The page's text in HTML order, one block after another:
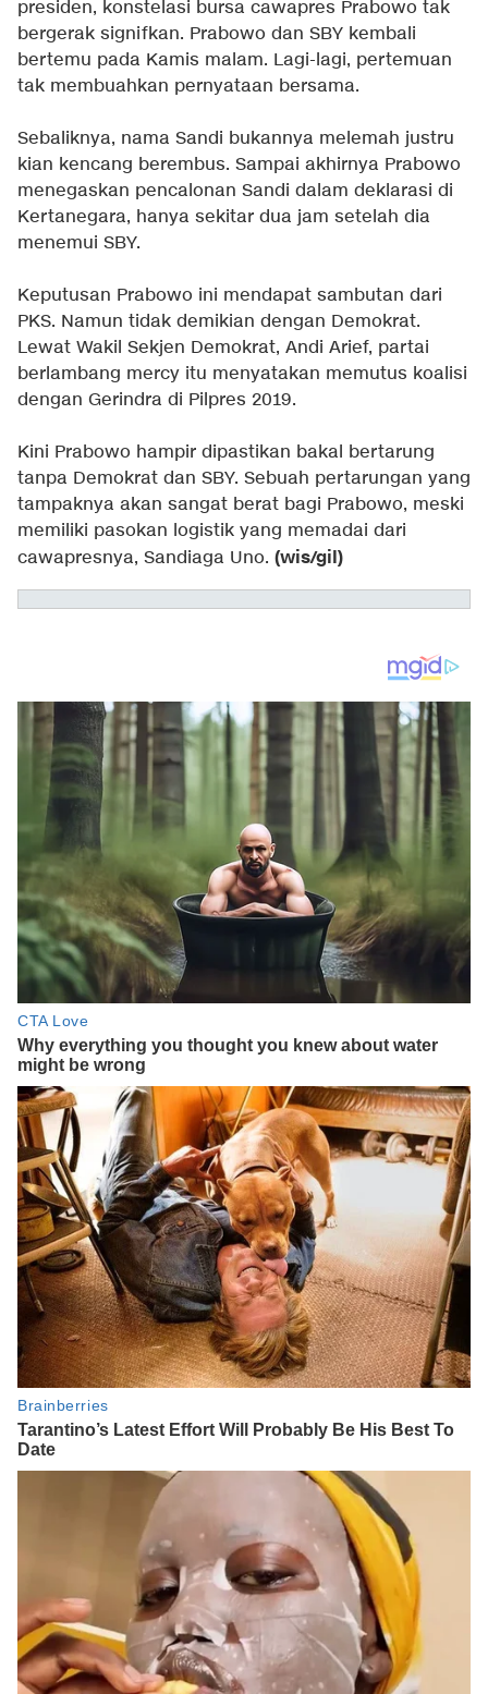
presiden, konstelasi bursa cawapres Prabowo tak
bergerak signifkan. Prabowo dan SBY kembali
bertemu pada Kamis malam. Lagi-lagi, pertemuan
tak membuahkan pernyataan bersama.
Sebaliknya, nama Sandi bukannya melemah justru
kian kencang berembus. Sampai akhirnya Prabowo
menegaskan pencalonan Sandi dalam deklarasi di
Kertanegara, hanya sekitar dua jam setelah dia
menemui SBY.
Keputusan Prabowo ini mendapat sambutan dari
PKS. Namun tidak demikian dengan Demokrat.
Lewat Wakil Sekjen Demokrat, Andi Arief, partai
berlambang mercy itu menyatakan memutus koalisi
dengan Gerindra di Pilpres 2019.
Kini Prabowo hampir dipastikan bakal bertarung
tanpa Demokrat dan SBY. Sebuah pertarungan yang
tampaknya akan sangat berat bagi Prabowo, meski
memiliki pasokan logistik yang memadai dari
cawapresnya, Sandiaga Uno. (wis/gil)